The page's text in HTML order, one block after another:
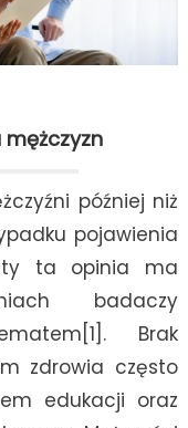
później niż
pojawienia
ta opinia ma
badaczy
Brak
zdrowia często
edukacji oraz